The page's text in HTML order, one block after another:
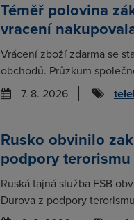
Téměř polovina
vracení
Vrácení zboží zdarma se
obchodů. Průzkum
7. 8. 2026
Rusko obvinilo
podpory terorismu
Ruská tajná služba FSB
Durova z podpory